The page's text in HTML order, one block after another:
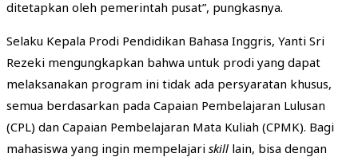
ditetapkan oleh pemerintah pusat”, pungkasnya.
Selaku Kepala Prodi Pendidikan Bahasa Inggris, Yanti Sri
Rezeki mengungkapkan bahwa untuk prodi yang dapat
melaksanakan program ini tidak ada persyaratan khusus,
semua berdasarkan pada Capaian Pembelajaran Lulusan
(CPL) dan Capaian Pembelajaran Mata Kuliah (CPMK). Bagi
mahasiswa yang ingin mempelajari skill lain, bisa dengan